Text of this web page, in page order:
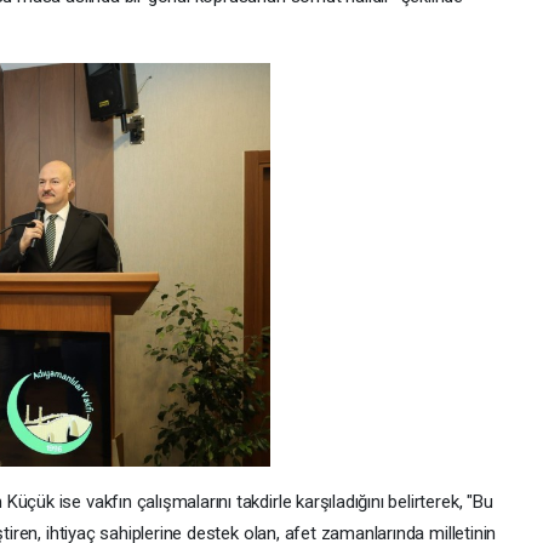
ise vakfın çalışmalarını takdirle karşıladığını belirterek, "Bu
ihtiyaç sahiplerine destek olan, afet zamanlarında milletinin